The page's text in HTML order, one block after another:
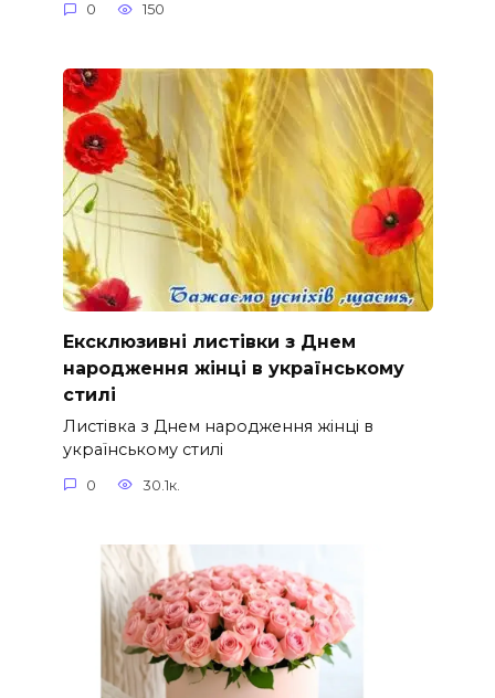
0 150
Ексклюзивні листівки з Днем
народження жінці в українському
стилі
Листівка з Днем народження жінці в
українському стилі
0 30.1к.